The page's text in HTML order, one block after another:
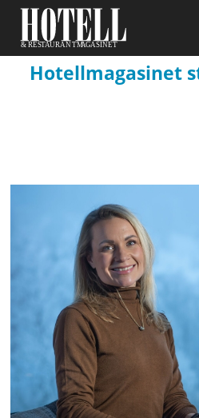
Hotellmagasinet